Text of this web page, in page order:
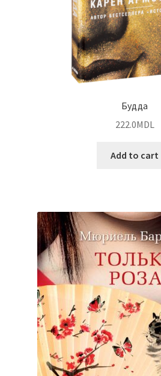
Будда
222.0MDL
Add to cart